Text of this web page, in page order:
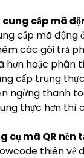
cung cấp mã
cấp mã động
các gói trả
hơn hoặc phân
cấp trung
ngừng thanh
thực hơn thì
cụ mã QR nền
thiên về